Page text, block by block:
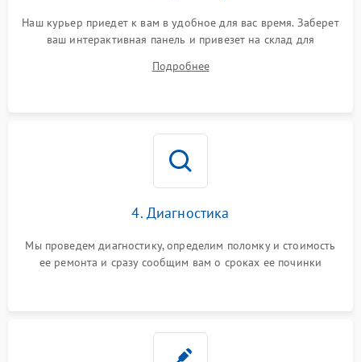
Наш курьер приедет к вам в удобное для вас время. Заберет
ваш интерактивная панель и привезет на склад для
Подробнее
4. Диагностика
Мы проведем диагностику, определим поломку и стоимость
ее ремонта и сразу сообщим вам о сроках ее починки